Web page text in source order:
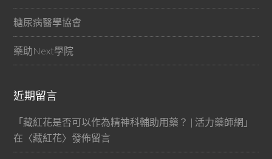
糖尿病醫學協會
藥助Next學院
近期留言
「藏紅花是否可以作為精神科輔助用藥？ | 活力藥師網 」
在〈藏紅花〉發佈留言